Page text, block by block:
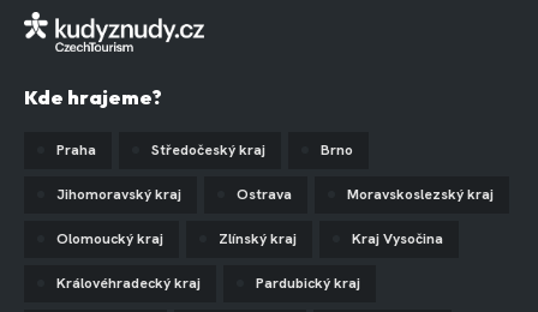
Kde hrajeme?
Praha Středočeský kraj Brno
Jihomoravský kraj Ostrava Moravskoslezský kraj
Olomoucký kraj Zlínský kraj Kraj Vysočina
Královéhradecký kraj Pardubický kraj